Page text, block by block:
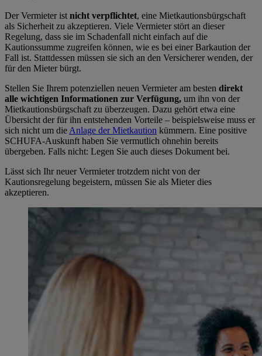
Der Vermieter ist nicht verpflichtet, eine Mietkautionsbürgschaft
als Sicherheit zu akzeptieren. Viele Vermieter stört an dieser
Regelung, dass sie im Schadenfall nicht einfach auf die
Kautionssumme zugreifen können, wie es bei einer Barkaution der
Fall ist. Stattdessen müssen sie sich an den Versicherer wenden, der
für den Mieter bürgt.
Stellen Sie Ihrem potenziellen neuen Vermieter am besten direkt
alle wichtigen Informationen zur Verfügung, um ihn von der
Mietkautionsbürgschaft zu überzeugen. Dazu gehört etwa eine
Übersicht der für ihn entstehenden Vorteile – beispielsweise muss er
sich nicht um die Anlage der Mietkaution kümmern. Eine positive
SCHUFA-Auskunft haben Sie vermutlich ohnehin bereits
übergeben. Falls nicht: Legen Sie auch dieses Dokument bei.
Lässt sich Ihr neuer Vermieter trotzdem nicht von der
Kautionsregelung begeistern, müssen Sie als Mieter dies
akzeptieren.